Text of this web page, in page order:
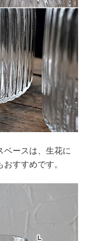
ベースは、生花に
すすめです。